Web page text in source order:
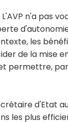
L'AVP n'a pas
les
de la mise
permettre,
d'Etat
les plus